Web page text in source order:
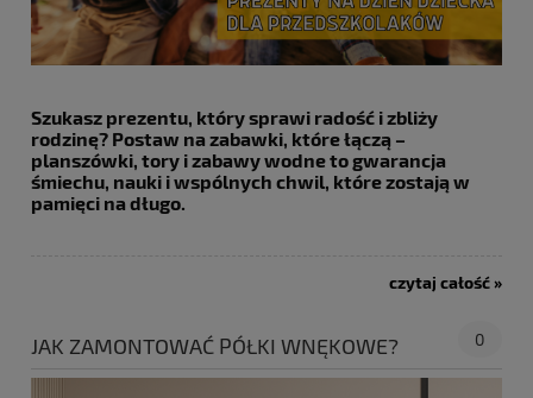
Szukasz prezentu, który sprawi radość i zbliży
rodzinę? Postaw na zabawki, które łączą –
planszówki, tory i zabawy wodne to gwarancja
śmiechu, nauki i wspólnych chwil, które zostają w
pamięci na długo.
czytaj całość »
JAK ZAMONTOWAĆ PÓŁKI WNĘKOWE? 0